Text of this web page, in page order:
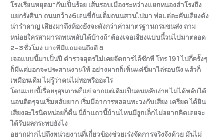
โรงเรียนหยุดมากันเป็นร้อย เส้นรอบเมืองระหว่างแยกหนองสำโรงถึง
แยกรังศินา ถนนกว้าง6เลนขี่กันเต็มถนนสวนไปมา ท่อแต่ละคันเสียงดัง
น่ารำคาญ เสียงมาถึงห้องยังจะดังกว่าค่ามาตรฐานกรมขนส่ง ถาม
หน่อยใครสามารถทนหลับได้บ้างถ้าต้องเจอเสียงแบบนี้วนไปมาตลอด
2-3ชั่วโมง บางทีมีแถมจนถึงตี 5
เจอแบบนี้มาเป็นปี ตำรวจอุดรไม่เคยจัดการได้ซักที โทร 191 ไปกี่ครั้งๆ
ก็มีแต่บอกจะประสานงานให้ อย่างมากก็เห็นแค่ขี่มาไล่รอบนึง แล้วก็
เหมือนเดิม ไม่รู้ว่าคนไม่พอหรืออะไร
โดนแบบนี้เรื่อยๆสุขภาพก็แย่ จากแต่เดิมเป็นคนหลับง่าย ไม่ได้หลับได้
นอนติดๆจนเริ่มหลับยาก เริ่มมีอาการหลอนพะวงกับเสียง เครียด ได้ยิน
เสียงอะไรนิดหน่อยก็ตื่น นี่ถ้าแถวนี้บ้านไหนมีลูกเล็กไม่อยากคิดเลยจะ
ได้รับผลกระทบยังไง
อยากฝากไปถึงหน่วยงานที่เกี่ยวข้องช่วยเร่งจัดการจริงจังด้วย มันไม่